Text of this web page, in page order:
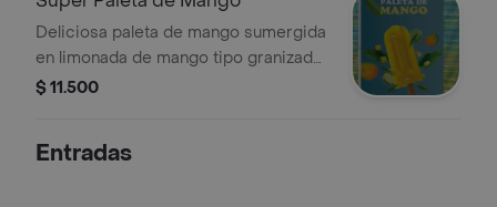
Deliciosa paleta de mango sumergida
en limonada de mango tipo granizada,
acompañada de trocitos de mango,
y gomitas.
$ 11.500
Entradas